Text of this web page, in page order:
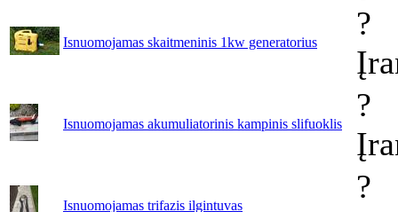
Isnuomojamas skaitmeninis 1kw generatorius
?
Isnuomojamas akumuliatorinis kampinis slifuoklis
?
Isnuomojamas trifazis ilgintuvas
?